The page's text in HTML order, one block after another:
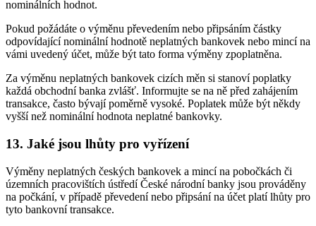
nominálních hodnot.
Pokud požádáte o výměnu převedením nebo připsáním částky
odpovídající nominální hodnotě neplatných bankovek nebo mincí na
vámi uvedený účet, může být tato forma výměny zpoplatněna.
Za výměnu neplatných bankovek cizích měn si stanoví poplatky
každá obchodní banka zvlášť. Informujte se na ně před zahájením
transakce, často bývají poměrně vysoké. Poplatek může být někdy
vyšší než nominální hodnota neplatné bankovky.
13. Jaké jsou lhůty pro vyřízení
Výměny neplatných českých bankovek a mincí na pobočkách či
územních pracovištích ústředí České národní banky jsou prováděny
na počkání, v případě převedení nebo připsání na účet platí lhůty pro
tyto bankovní transakce.